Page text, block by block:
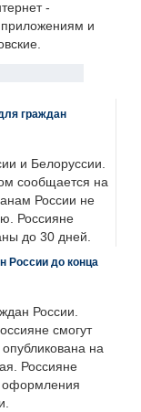
-
приложениям и
граждан
и Белоруссии.
сообщается на
России не
Россияне
до 30 дней.
России до конца
России.
смогут
на
Россияне
оформления